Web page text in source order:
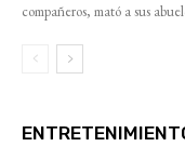
compañeros, mató a sus